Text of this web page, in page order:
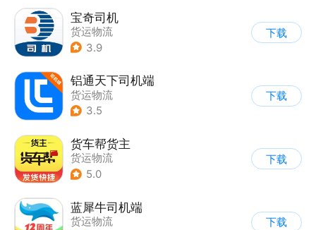
宝奇司机
货运物流
3.9
下载
铝通天下司机端
货运物流
3.5
下载
货车帮货主
货运物流
5.0
下载
蓝犀牛司机端
货运物流
下载